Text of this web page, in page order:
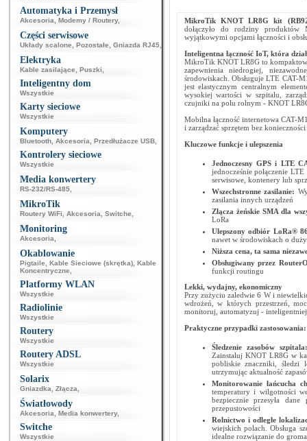
Automatyka i Przemysł
Akcesoria Modemy / Routery,
Części serwisowe
Układy scalone Pozostałe Gniazda RJ45
Elektryka
Kable zasilające Puszki
Inteligentny dom
Wszystkie
Karty sieciowe
Wszystkie
Komputery
Bluetooth Akcesoria Przedłużacze USB
Kontrolery sieciowe
Wszystkie
Media konwertery
RS-232/RS-485
MikroTik
Routery WiFi Akcesoria Switche
Monitoring
Akcesoria
Okablowanie
Pigtaile Kable Sieciowe (skrętka) Kable
Koncentryczne
Platformy WLAN
Wszystkie
Radiolinie
Wszystkie
Routery
Wszystkie
Routery ADSL
Wszystkie
Solarix
Gniazdka Złącza
Światłowody
Akcesoria Media konwertery,
Switche
Wszystkie
MikroTik KNOT LR8G kit
dołączyło do rodziny
wyjątkowymi opcjami łączności i
Inteligentna łączność IoT, która
MikroTik KNOT LR8G to
zapewnienia niedrogiej,
środowiskach. Obsługuje LTE CAT-
jest elastycznym centralnym
wysokiej wartości w szpitalu,
czujniki na polu rolnym - KNOT
Mobilna łączność internetowa CAT-
i zarządzać sprzętem bez
Kluczowe funkcje i ulepszenia
Jednoczesny GPS i LTE
jednocześnie połączenie
serwisowe, kontenery lub
Wszechstronne zasilanie:
zasilania innych urządzeń
Złącza żeńskie SMA dla
LoRa
Ulepszony odbiór LoRa®
nawet w środowiskach o
Niższa cena, ta sama
Obsługiwany przez
funkcji routingu
Lekki, wydajny, ekonomiczny
Przy zużyciu zaledwie 6 W i
wdrożeń, w których przestrzeń,
monitoruj, automatyzuj -
Praktyczne przypadki zastosowania:
Śledzenie zasobów
Zainstaluj KNOT LR8G w
pobliskie znaczniki, śledzi
utrzymując aktualność
Monitorowanie łańcucha
temperatury i wilgotności
bezpiecznie przesyła
przepustowości
Rolnictwo i odległe
wiejskich polach. Obsługa
idealne rozwiązanie do